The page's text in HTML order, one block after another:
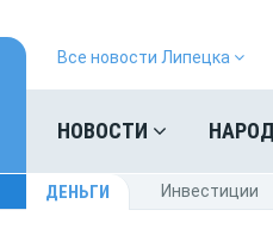
Все новости Липецка
НОВОСТИ
ДЕНЬГИ Инвестиции